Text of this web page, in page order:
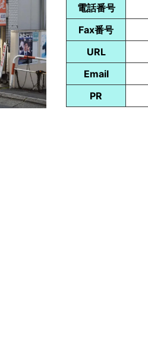
電話番号
Fax番号
URL
Email
PR